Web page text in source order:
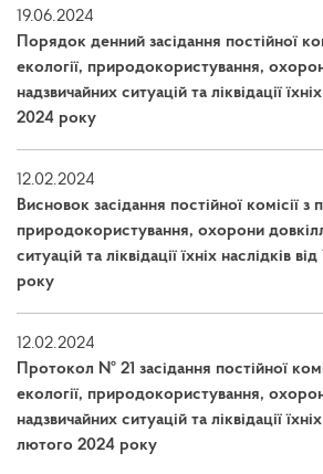
19.06.2024
Порядок денний засідання постійної
екології, природокористування,
надзвичайних ситуацій та ліквідації
2024 року
12.02.2024
Висновок засідання постійної комісії з
природокористування, охорони
ситуацій та ліквідації їхніх наслідків
року
12.02.2024
Протокол № 21 засідання постійної
екології, природокористування,
надзвичайних ситуацій та ліквідації
лютого 2024 року